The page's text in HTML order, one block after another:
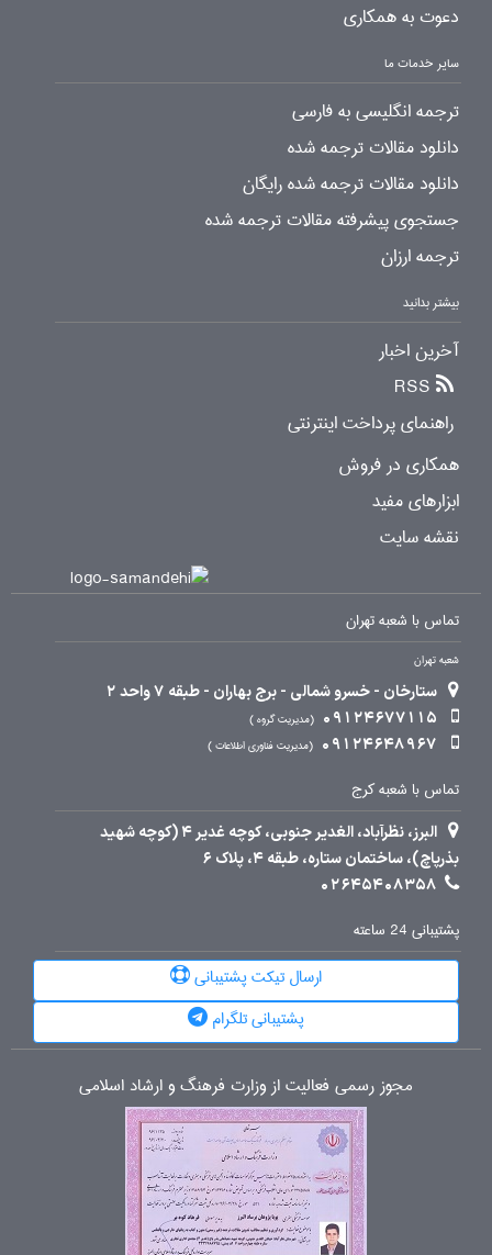
دعوت به همکاری
سایر خدمات ما
ترجمه انگلیسی به فارسی
دانلود مقالات ترجمه شده
دانلود مقالات ترجمه شده رایگان
جستجوی پیشرفته مقالات ترجمه شده
ترجمه ارزان
بیشتر بدانید
آخرین اخبار
RSS
راهنمای پرداخت اینترنتی
همکاری در فروش
ابزارهای مفید
نقشه سایت
تماس با شعبه تهران
شعبه تهران
ستارخان - خسرو شمالی - برج بهاران - طبقه 7 واحد 2
09124677115
مدیریت گروه
09124648967 مدیریت فناوری اطلاعات
تماس با شعبه کرج
البرز، نظرآباد، الغدیر جنوبی، کوچه غدیر 4 (کوچه شهید
بذرپاچ)، ساختمان ستاره، طبقه 4، پلاک 6
02645408358
پشتیبانی 24 ساعته
ارسال تیکت پشتیبانی
پشتیبانی تلگرام
مجوز رسمی فعالیت از وزارت فرهنگ و ارشاد اسلامی